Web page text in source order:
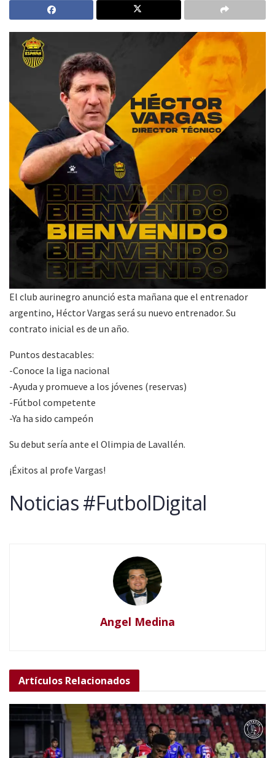
El club aurinegro anunció esta mañana que el entrenador
argentino, Héctor Vargas será su nuevo entrenador. Su
contrato inicial es de un año.
Puntos destacables:
-Conoce la liga nacional
-Ayuda y promueve a los jóvenes (reservas)
-Fútbol competente
-Ya ha sido campeón
Su debut sería ante el Olimpia de Lavallén.
¡Éxitos al profe Vargas!
Noticias #FutbolDigital
Angel Medina
Artículos Relacionados